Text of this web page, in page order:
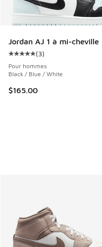
Jordan AJ 1 à mi-cheville
Cote moyenne du client
(3)
Pour hommes
Black / Blue / White
$165.00